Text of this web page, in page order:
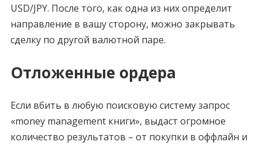
USD/JPY. После того, как одна из них определит
направление в вашу сторону, можно закрывать
сделку по другой валютной паре.
Отложенные ордера
Если вбить в любую поисковую систему запрос
«money management книги», выдаст огромное
количество результатов – от покупки в оффлайн и